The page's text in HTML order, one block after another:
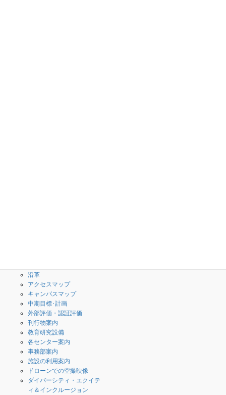
沿革
アクセスマップ
キャンパスマップ
中期目標･計画
外部評価・認証評価
刊行物案内
教育研究設備
各センター案内
事務部案内
施設の利用案内
ドローンでの空撮映像
ダイバーシティ・エクイテ
ィ＆インクルージョン